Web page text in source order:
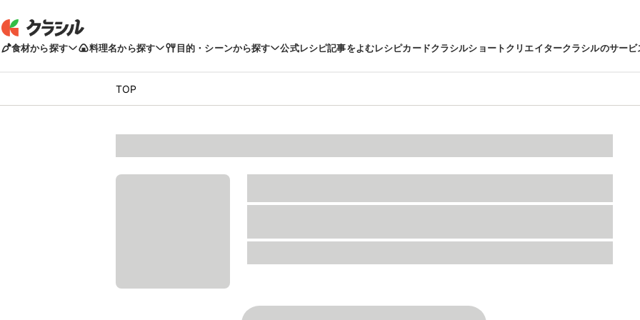
食材から探す 料理名から探す 目的・シーンから探す 公式レシピ記事をよむレシピカードクラシルショートクリエイタークラシルのサービ
TOP